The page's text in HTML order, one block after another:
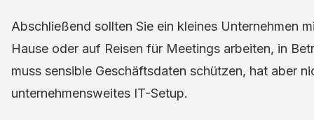
Abschließend sollten Sie ein kleines Unternehmen
Hause oder auf Reisen für Meetings arbeiten, in
muss sensible Geschäftsdaten schützen, hat aber
unternehmensweites IT-Setup.